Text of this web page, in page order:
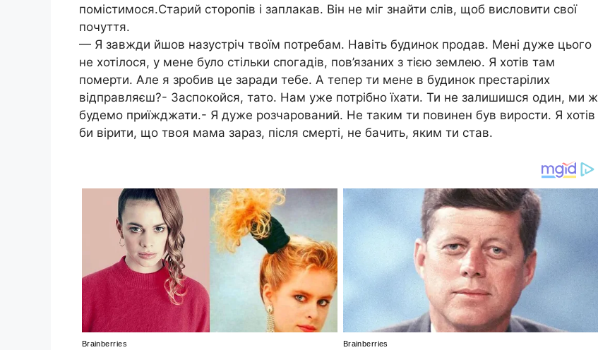
помістимося.Старий сторопів і заплакав. Він не міг знайти слів, щоб висловити свої
почуття.
— Я завжди йшов назустріч твоїм потребам. Навіть будинок продав. Мені дуже цього
не хотілося, у мене було стільки спогадів, пов’язаних з тією землею. Я хотів там
померти. Але я зробив це заради тебе. А тепер ти мене в будинок престарілих
відправляєш?- Заспокойся, тато. Нам уже потрібно їхати. Ти не залишишся один, ми ж
будемо приїжджати.- Я дуже розчарований. Не таким ти повинен був вирости. Я хотів
би вірити, що твоя мама зараз, після смерті, не бачить, яким ти став.